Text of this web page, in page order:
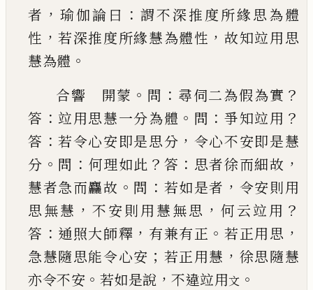
者 ， 瑜伽論 曰 ： 謂不深推度所緣思為體
性 ，若深推度所緣慧為體性 ，故知竝用思
慧為體 。
合響 開蒙 。 問 ： 尋伺二為假為實 ？
答 ： 竝用思慧一分為體 。 問 ：爭知竝用 ？
答 ：若令心安即是思分 ， 令心不安即是慧
分 。 問 ： 何理如此 ？ 答 ： 思者徐而細故 ，
慧者急而麤故 。 問 ： 若如是者 ， 令安則用
思無慧 ， 不安則用慧無思 ， 何云竝用 ？
答 ： 通照大師釋 ， 有兼有正 。若正用思 ，
急慧隨思能令心安 ； 若正用慧 ， 徐思隨慧
亦令不安 。 若如是說 ， 不違竝用文 。